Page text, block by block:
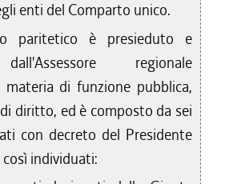
enti del Comparto unico.
paritetico è presieduto e
regionale
di funzione pubblica,
diritto, ed è composto da sei
con decreto del Presidente
individuati: